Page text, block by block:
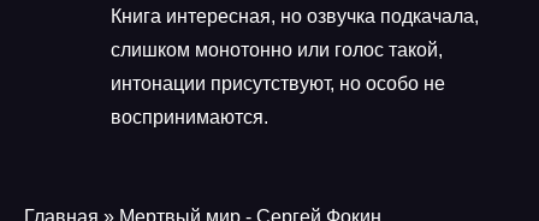
Книга интересная, но озвучка подкачала,
слишком монотонно или голос такой,
интонации присутствуют, но особо не
воспринимаются.
Главная » Мертвый мир - Сергей Фокин